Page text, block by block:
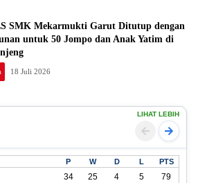
SMK Mekarmukti Garut Ditutup dengan
untuk 50 Jompo dan Anak Yatim di
18 Juli 2026
LIHAT LEBIH
P W D L PTS
34 25 4 5
79